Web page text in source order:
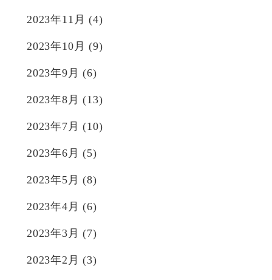
2023年11月 (4)
2023年10月 (9)
2023年9月 (6)
2023年8月 (13)
2023年7月 (10)
2023年6月 (5)
2023年5月 (8)
2023年4月 (6)
2023年3月 (7)
2023年2月 (3)